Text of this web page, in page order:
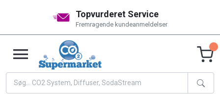
Topvurderet Service
Fremragende kundeanmeldelser